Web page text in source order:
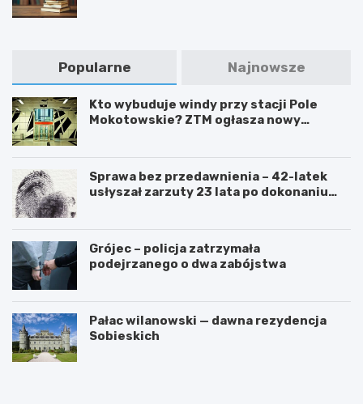
Popularne Najnowsze
Kto wybuduje windy przy stacji Pole
Mokotowskie? ZTM ogłasza nowy
Sprawa bez przedawnienia – 42-latek
usłyszał zarzuty 23 lata po dokonaniu
Grójec – policja zatrzymała
podejrzanego o dwa zabójstwa
Pałac wilanowski — dawna rezydencja
Sobieskich